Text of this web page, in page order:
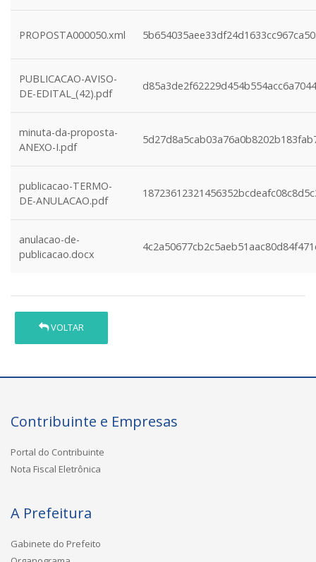
PROPOSTA000050.xml
PUBLICACAO-AVISO-
DE-EDITAL_(42).pdf
minuta-da-proposta-
ANEXO-I.pdf
publicacao-TERMO-
DE-ANULACAO.pdf
anulacao-de-
publicacao.docx
VOLTAR
Contribuinte e Empresas
Portal do Contribuinte
Nota Fiscal Eletrônica
A Prefeitura
Gabinete do Prefeito